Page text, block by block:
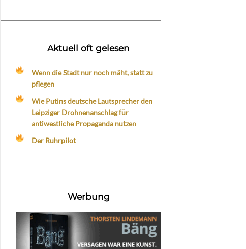
Aktuell oft gelesen
Wenn die Stadt nur noch mäht, statt zu
pflegen
Wie Putins deutsche Lautsprecher den
Leipziger Drohnenanschlag für
antiwestliche Propaganda nutzen
Der Ruhrpilot
Werbung